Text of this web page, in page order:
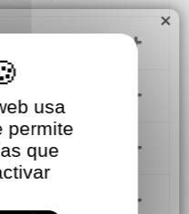
×
usa
permite
que